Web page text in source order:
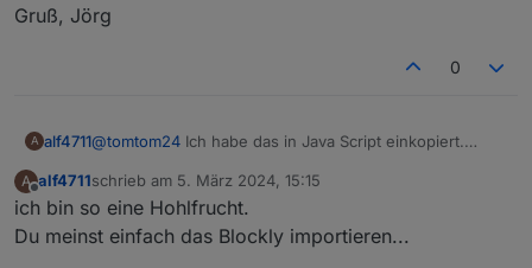
Gruß, Jörg
0
A alf4711@tomtom24 Ich habe das in Java Script einkopiert.
Aber wo packe ich das in ein Blockly rein?
DANKE DANKE für die Hilfe. Ohne Leute wie Dich
würde man das nie hinbekommen.
A
Offline
alf4711schrieb am 5. März 2024, 15:15
zuletzt editiert von
ich bin so eine Hohlfrucht.
Du meinst einfach das Blockly importieren...